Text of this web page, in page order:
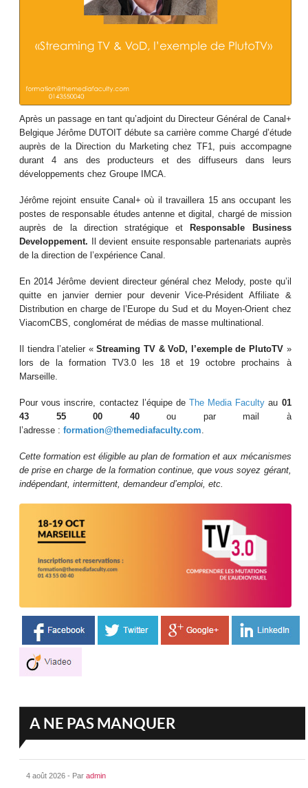
Après un passage en tant qu’adjoint du Directeur Général de Canal+
Belgique Jérôme DUTOIT débute sa carrière comme Chargé d’étude
auprès de la Direction du Marketing chez TF1, puis accompagne
durant 4 ans des producteurs et des diffuseurs dans leurs
développements chez Groupe IMCA.
Jérôme rejoint ensuite Canal+ où il travaillera 15 ans occupant les
postes de responsable études antenne et digital, chargé de mission
auprès de la direction stratégique et
Responsable Business
Developpement.
Il devient ensuite responsable partenariats auprès
de la direction de l’expérience Canal.
En 2014 Jérôme devient directeur général chez Melody, poste qu’il
quitte en janvier dernier pour devenir Vice-Président Affiliate &
Distribution en charge de l’Europe du Sud et du Moyen-Orient chez
ViacomCBS, conglomérat de médias de masse multinational.
Il tiendra l’atelier «Streaming TV & VoD, l’exemple de PlutoTV»
lors de la formation TV3.0 les 18 et 19 octobre prochains à
Marseille.
Pour vous inscrire, contactez l’équipe de The Media Faculty au 01
43 55 00 40ou par mail à
l’adresse :formation@themediafaculty.com.
Cette formation est éligible au plan de formation et aux mécanismes
de prise en charge de la formation continue, que vous soyez gérant,
indépendant, intermittent, demandeur d’emploi, etc.
A NE PAS MANQUER
4 août 2026 - Paradmin